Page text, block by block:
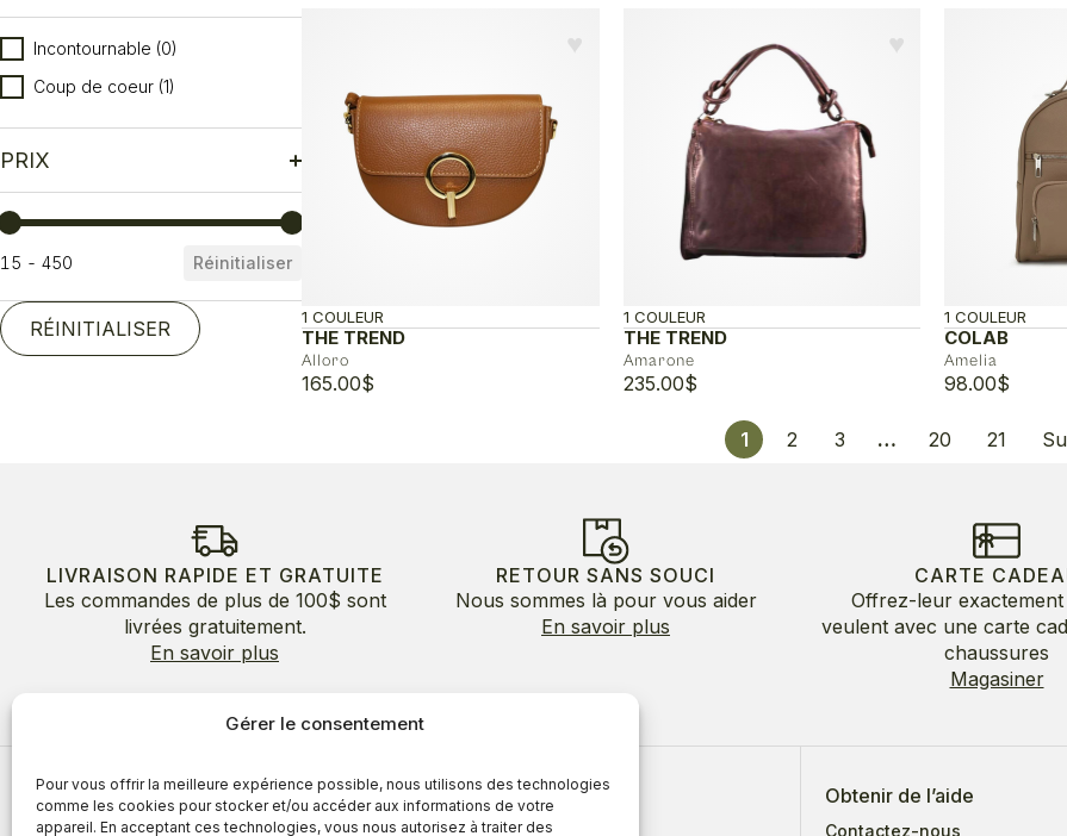
Gérer le consentement
Pour vous offrir la meilleure expérience possible, nous utilisons des technologies
comme les cookies pour stocker et/ou accéder aux informations de votre
appareil. En acceptant ces technologies, vous nous autorisez à traiter des
Sélection
Incontournable (0)
Coup de coeur (1)
PRIX
Prix
15 - 450 Réinitialiser
RÉINITIALISER
♥︎
THE TREND
Alloro
1 COULEUR
165.00$
♥︎
THE TREND
Amarone
1 COULEUR
235.00$
COLAB
Amelia
1 COULEUR
98.00$
1 2 3 … 20 21
LIVRAISON RAPIDE ET GRATUITE
Les commandes de plus de 100$ sont
livrées gratuitement.
En savoir plus
RETOUR SANS SOUCI
Nous sommes là pour vous aider
En savoir plus
CARTE
Offrez-leur exactement
veulent avec une carte
chaussures
Magasiner
À propos de nous
À propos
Obtenir de l’aide
Contactez-nous